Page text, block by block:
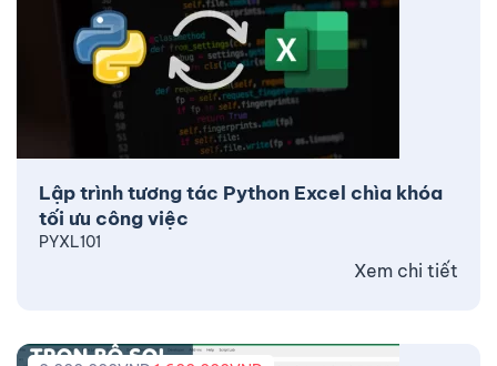
Lập trình tương tác Python Excel chìa khóa
tối ưu công việc
PYXL101
Xem chi tiết